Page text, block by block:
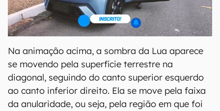
Na animação acima, a sombra da Lua aparece
se movendo pela superfície terrestre na
diagonal, seguindo do canto superior esquerdo
ao canto inferior direito. Ela se move pela faixa
da anularidade, ou seja, pela região em que foi